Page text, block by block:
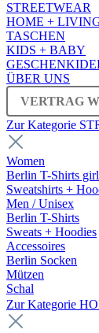
STREETWEAR
HOME +
TASCHEN
KIDS + BABY
ÜBER UNS
VERTRAG
Zur Kategorie
Women
Berlin T-Shirts
Sweatshirts +
Men / Unisex
Berlin T-Shirts
Sweats + Hoodies
Accessoires
Berlin Socken
Mützen
Schal
Zur Kategorie